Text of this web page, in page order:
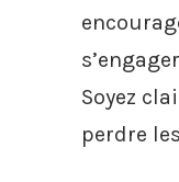
Soyez
perdre